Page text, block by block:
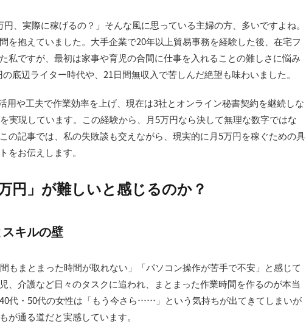
円、実際に稼げるの？」そんな風に思っている主婦の方、多いですよね。
を抱えていました。大手企業で20年以上貿易事務を経験した後、在宅フ
私ですが、最初は家事や育児の合間に仕事を入れることの難しさに悩み
底辺ライター時代や、21日間無収入で苦しんだ絶望も味わいました。
用や工夫で作業効率を上げ、現在は3社とオンライン秘書契約を継続しな
実現しています。この経験から、月5万円なら決して無理な数字ではな
の記事では、私の失敗談も交えながら、現実的に月5万円を稼ぐための具
をお伝えします。
円」が難しいと感じるのか？
キルの壁
もまとまった時間が取れない」「パソコン操作が苦手で不安」と感じて
、介護など日々のタスクに追われ、まとまった作業時間を作るのが本当
代・50代の女性は「もう今さら……」という気持ちが出てきてしまいが
が通る道だと実感しています。